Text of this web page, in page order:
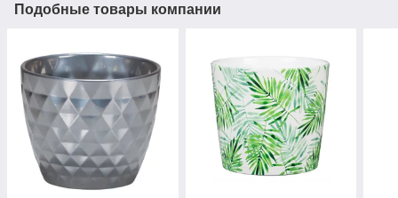
Подобные товары компании